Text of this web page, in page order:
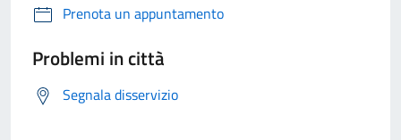
Prenota un appuntamento
Problemi in città
Segnala disservizio